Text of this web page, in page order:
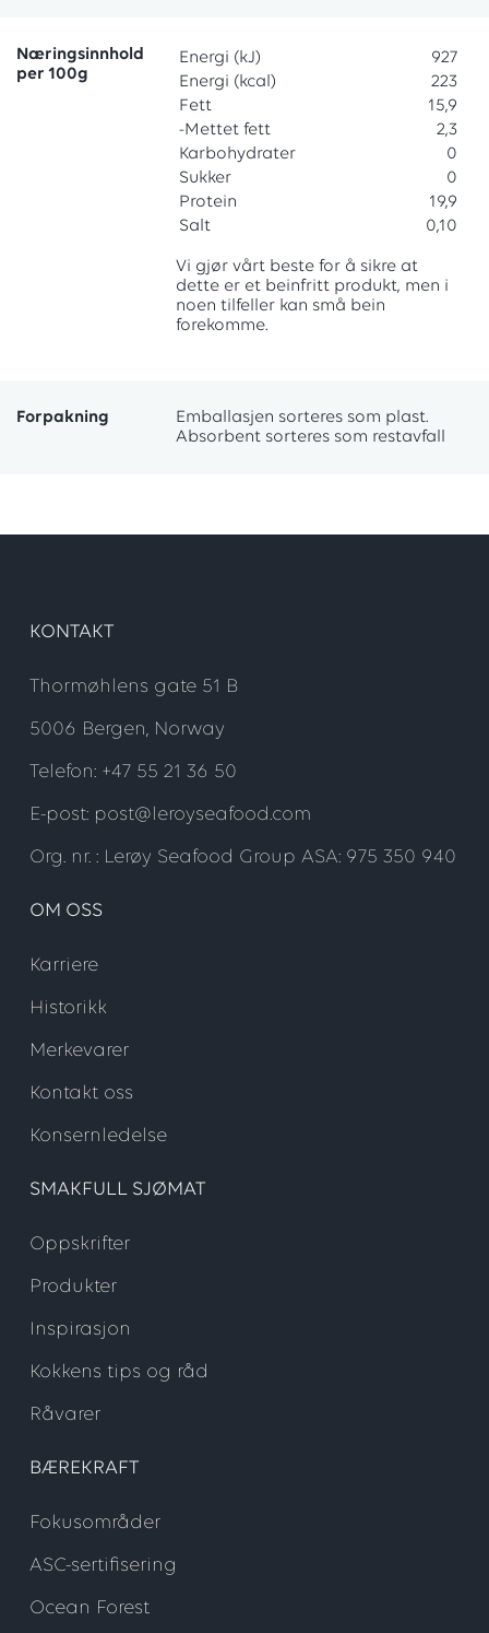
Næringsinnhold
per 100g
Energi (kJ)
927
Energi (kcal)
223
Fett
15,9
-Mettet fett
2,3
Karbohydrater
0
Sukker
0
Protein
19,9
Salt
0,10
Vi gjør vårt beste for å sikre at
dette er et beinfritt produkt, men i
noen tilfeller kan små bein
forekomme.
Forpakning
Emballasjen sorteres som plast.
Absorbent sorteres som restavfall
KONTAKT
Thormøhlens gate 51 B
5006 Bergen, Norway
Telefon: +47 55 21 36 50
E-post: post@leroyseafood.com
Org. nr. : Lerøy Seafood Group ASA: 975 350 940
OM OSS
Karriere
Historikk
Merkevarer
Kontakt oss
Konsernledelse
SMAKFULL SJØMAT
Oppskrifter
Produkter
Inspirasjon
Kokkens tips og råd
Råvarer
BÆREKRAFT
Fokusområder
ASC-sertifisering
Ocean Forest